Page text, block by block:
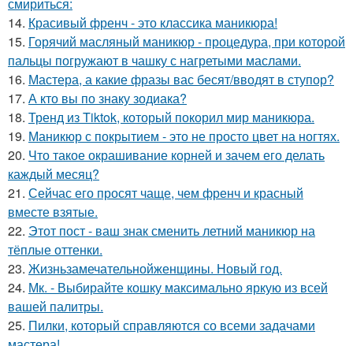
14. Красивый френч - это классика маникюра!
15. Горячий масляный маникюр - процедура, при которой
пальцы погружают в чашку с нагретыми маслами.
16. Мастера, а какие фразы вас бесят/вводят в ступор?
17. А кто вы по знаку зодиака?
18. Тренд из Tiktok, который покорил мир маникюра.
19. Маникюр с покрытием - это не просто цвет на ногтях.
20. Что такое окрашивание корней и зачем его делать
каждый месяц?
21. Сейчас его просят чаще, чем френч и красный
вместе взятые.
22. Этот пост - ваш знак сменить летний маникюр на
тёплые оттенки.
23. Жизньзамечательнойженщины. Новый год.
24. Мк. - Выбирайте кошку максимально яркую из всей
вашей палитры.
25. Пилки, который справляются со всеми задачами